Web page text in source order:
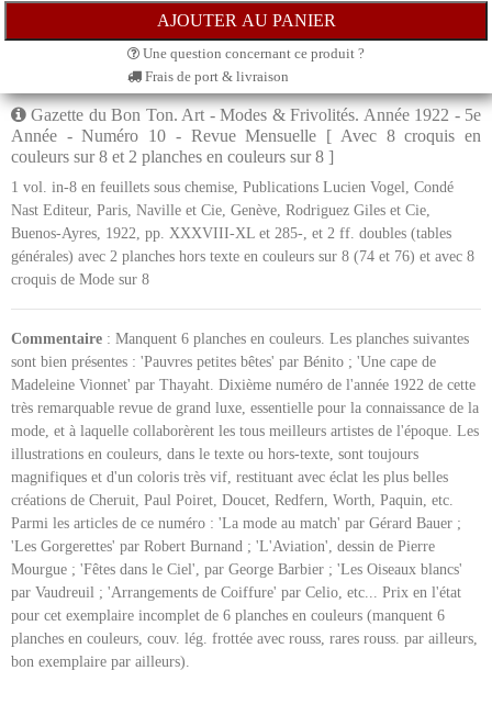
Une question concernant ce produit ?
Frais de port & livraison
Gazette du Bon Ton. Art - Modes & Frivolités. Année 1922 - 5e
Année - Numéro 10 - Revue Mensuelle [ Avec 8 croquis en
couleurs sur 8 et 2 planches en couleurs sur 8 ]
1 vol. in-8 en feuillets sous chemise, Publications Lucien Vogel, Condé
Nast Editeur, Paris, Naville et Cie, Genève, Rodriguez Giles et Cie,
Buenos-Ayres, 1922, pp. XXXVIII-XL et 285-, et 2 ff. doubles (tables
générales) avec 2 planches hors texte en couleurs sur 8 (74 et 76) et avec 8
croquis de Mode sur 8
Commentaire : Manquent 6 planches en couleurs. Les planches suivantes
sont bien présentes : 'Pauvres petites bêtes' par Bénito ; 'Une cape de
Madeleine Vionnet' par Thayaht. Dixième numéro de l'année 1922 de cette
très remarquable revue de grand luxe, essentielle pour la connaissance de la
mode, et à laquelle collaborèrent les tous meilleurs artistes de l'époque. Les
illustrations en couleurs, dans le texte ou hors-texte, sont toujours
magnifiques et d'un coloris très vif, restituant avec éclat les plus belles
créations de Cheruit, Paul Poiret, Doucet, Redfern, Worth, Paquin, etc.
Parmi les articles de ce numéro : 'La mode au match' par Gérard Bauer ;
'Les Gorgerettes' par Robert Burnand ; 'L'Aviation', dessin de Pierre
Mourgue ; 'Fêtes dans le Ciel', par George Barbier ; 'Les Oiseaux blancs'
par Vaudreuil ; 'Arrangements de Coiffure' par Celio, etc... Prix en l'état
pour cet exemplaire incomplet de 6 planches en couleurs (manquent 6
planches en couleurs, couv. lég. frottée avec rouss, rares rouss. par ailleurs,
bon exemplaire par ailleurs).